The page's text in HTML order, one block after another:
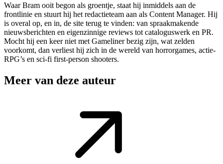
Waar Bram ooit begon als groentje, staat hij inmiddels aan de
frontlinie en stuurt hij het redactieteam aan als Content Manager. Hij
is overal op, en in, de site terug te vinden: van spraakmakende
nieuwsberichten en eigenzinnige reviews tot cataloguswerk en PR.
Mocht hij een keer niet met Gameliner bezig zijn, wat zelden
voorkomt, dan verliest hij zich in de wereld van horrorgames, actie-
RPG’s en sci-fi first-person shooters.
Meer van deze auteur